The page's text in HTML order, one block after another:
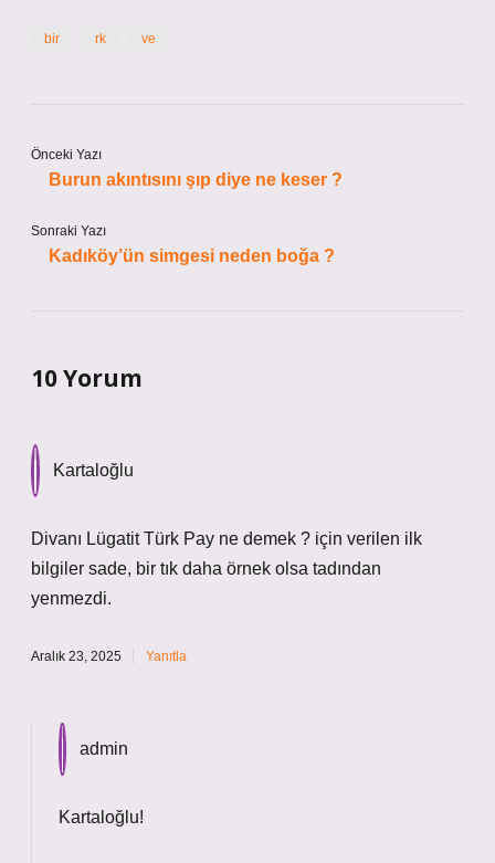
bir rk ve
Önceki Yazı
Burun akıntısını şıp diye ne keser ?
Sonraki Yazı
Kadıköy’ün simgesi neden boğa ?
10 Yorum
Divanı Lügatit Türk Pay ne demek ? için verilen ilk
bilgiler sade, bir tık daha örnek olsa tadından
yenmezdi.
Aralık 23, 2025 Yanıtla
Kartaloğlu!